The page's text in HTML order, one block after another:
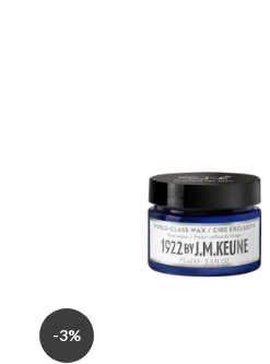
-3%